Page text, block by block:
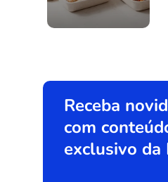
Receba
com
exclusivo da